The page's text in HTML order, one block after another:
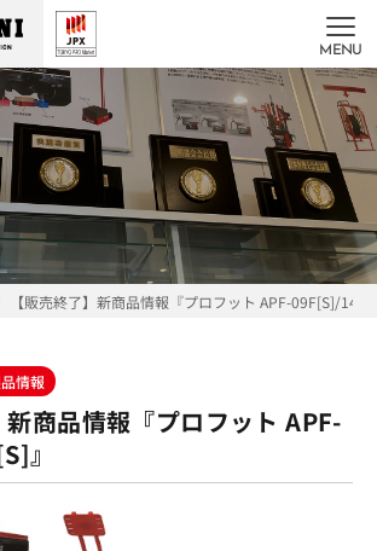
MENU
【販売終了】新商品情報『プロフット APF-09F[S]/
情報
新商品情報『プロフット APF-
』